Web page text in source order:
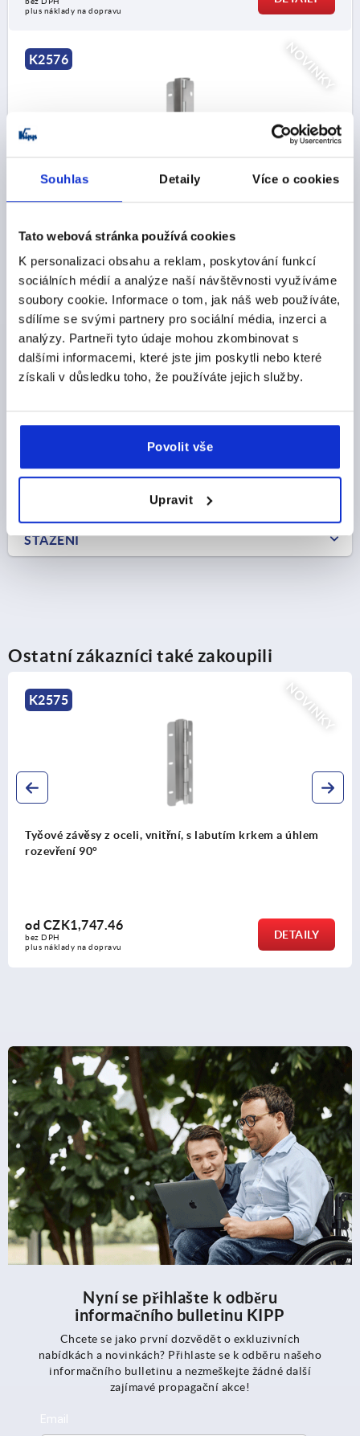
Souhlas Detaily Více o cookies
Tato webová stránka používá cookies
K personalizaci obsahu a reklam, poskytování funkcí
sociálních médií a analýze naší návštěvnosti využíváme
soubory cookie. Informace o tom, jak náš web používáte,
sdílíme se svými partnery pro sociální média, inzerci a
analýzy. Partneři tyto údaje mohou zkombinovat s
dalšími informacemi, které jste jim poskytli nebo které
získali v důsledku toho, že používáte jejich služby.
Povolit vše
Upravit
plus náklady na dopravu
NOVINKY
K2576
B=1000
A=89,2
POVRCH ZÁKLADNÍHO TĚLESA=POZINKOVANÝ
B1=40
B2=85
B3=32,5 B4=30,2 B5=24,6 D=6,5X12,5
D1=8
H=31,15
H1=11 H2=7 S=2
Objednací číslo:K2576.100591000
CZK4,567.42
bez DPH
plus náklady na dopravu
DETAILY
DETAILY O VÝROBKU
STAŽENÍ
Ostatní zákazníci také zakoupili
NOVINKY
vnitřní, s labutím krkem a úhlem
K2161
Tyčové
bez DPH
plus náklady na
Nyní se přihlašte k odběru
informačního bulletinu KIPP
Chcete se jako první dozvědět o exkluzivních
nabídkách a novinkách? Přihlaste se k odběru našeho
informačního bulletinu a nezmeškejte žádné další
zajímavé propagační akce!